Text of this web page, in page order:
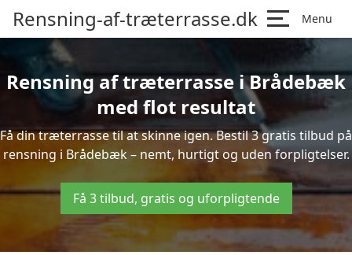
Rensning-af-træterrasse.dk Menu
Rensning af træterrasse i Brådebæk
med flot resultat
Få din træterrasse til at skinne igen. Bestil 3 gratis tilbud på
rensning i Brådebæk – nemt, hurtigt og uden forpligtelser.
Få 3 tilbud, gratis og uforpligtende